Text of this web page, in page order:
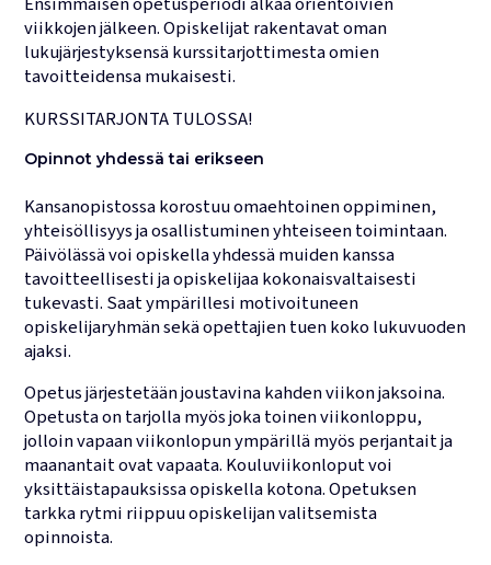
viikkojen jälkeen. Opiskelijat rakentavat oman
lukujärjestyksensä kurssitarjottimesta omien
tavoitteidensa mukaisesti.
KURSSITARJONTA TULOSSA!
Opinnot yhdessä tai erikseen
Kansanopistossa korostuu omaehtoinen oppiminen,
yhteisöllisyys ja osallistuminen yhteiseen toimintaan.
Päivölässä voi opiskella yhdessä muiden kanssa
tavoitteellisesti ja opiskelijaa kokonaisvaltaisesti
tukevasti. Saat ympärillesi motivoituneen
opiskelijaryhmän sekä opettajien tuen koko lukuvuoden
ajaksi.
Opetus järjestetään joustavina kahden viikon jaksoina.
Opetusta on tarjolla myös joka toinen viikonloppu,
jolloin vapaan viikonlopun ympärillä myös perjantait ja
maanantait ovat vapaata. Kouluviikonloput voi
yksittäistapauksissa opiskella kotona. Opetuksen
tarkka rytmi riippuu opiskelijan valitsemista
opinnoista.